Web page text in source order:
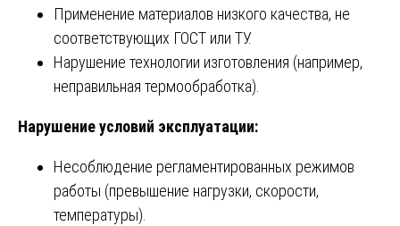
Применение материалов низкого качества, не
соответствующих ГОСТ или ТУ.
Нарушение технологии изготовления (например,
неправильная термообработка).
Нарушение условий эксплуатации:
Несоблюдение регламентированных режимов
работы (превышение нагрузки, скорости,
температуры).